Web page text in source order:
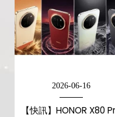
2026-06-16
【快訊】HONOR X80